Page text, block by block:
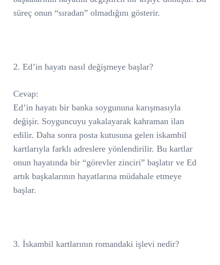
süreç onun “sıradan” olmadığını gösterir.
2. Ed’in hayatı nasıl değişmeye başlar?
Cevap:
Ed’in hayatı bir banka soygununa karışmasıyla
değişir. Soyguncuyu yakalayarak kahraman ilan
edilir. Daha sonra posta kutusuna gelen iskambil
kartlarıyla farklı adreslere yönlendirilir. Bu kartlar
onun hayatında bir “görevler zinciri” başlatır ve Ed
artık başkalarının hayatlarına müdahale etmeye
başlar.
3. İskambil kartlarının romandaki işlevi nedir?